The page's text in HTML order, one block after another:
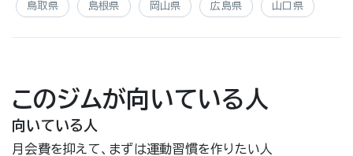
鳥取県 島根県 岡山県 広島県 山口県
このジムが向いている人
向いている人
月会費を抑えて、まずは運動習慣を作りたい人